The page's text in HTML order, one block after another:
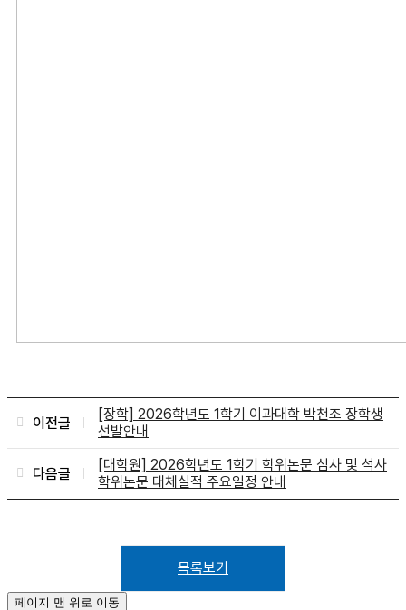
이전글
[장학] 2026학년도 1학기 이과대학 박천조 장학생
선발안내
다음글
[대학원] 2026학년도 1학기 학위논문 심사 및 석사
학위논문 대체실적 주요일정 안내
목록보기
페이지 맨 위로 이동